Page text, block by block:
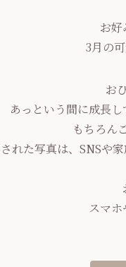
お好
3月の
お
あっという間に成長
もちろん
れた写真は、SNSや
スマ